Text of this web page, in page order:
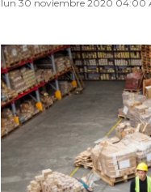
lun 30 noviembre 2020 04:00